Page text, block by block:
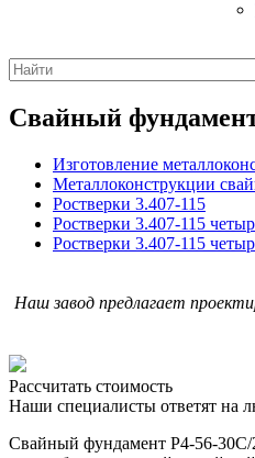
Свайный
Изготовление
Металлоконструкции
Ростверки 3.407-115
Ростверки 3.407-115
Ростверки 3.407-115
Наш завод предлагает
Рассчитать стоимость
Наши специалисты ответят на
Свайный фундамент Р4-56-30С/